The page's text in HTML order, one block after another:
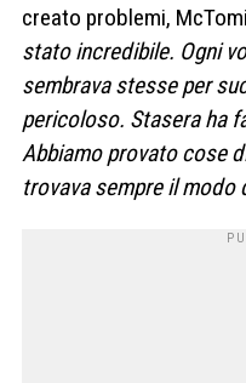
creato problemi,
stato incredibile. Ogni
sembrava stesse per
pericoloso. Stasera ha
Abbiamo provato cose
trovava sempre il modo